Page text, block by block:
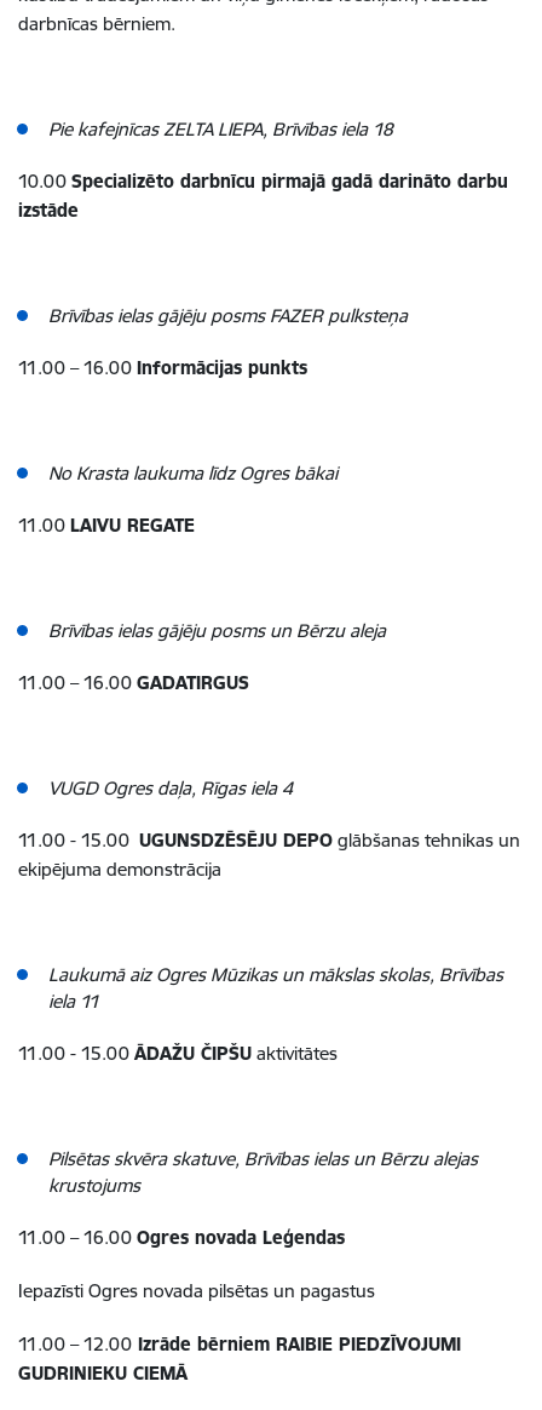
darbnīcas bērniem.
Pie kafejnīcas ZELTA LIEPA, Brīvības iela 18
10.00 Specializēto darbnīcu pirmajā gadā darināto darbu
izstāde
Brīvības ielas gājēju posms FAZER pulksteņa
11.00 – 16.00 Informācijas punkts
No Krasta laukuma līdz Ogres bākai
11.00 LAIVU REGATE
Brīvības ielas gājēju posms un Bērzu aleja
11.00 – 16.00 GADATIRGUS
VUGD Ogres daļa, Rīgas iela 4
11.00 - 15.00 UGUNSDZĒSĒJU DEPO glābšanas tehnikas un
ekipējuma demonstrācija
Laukumā aiz Ogres Mūzikas un mākslas skolas, Brīvības
iela 11
11.00 - 15.00 ĀDAŽU ČIPŠU aktivitātes
Pilsētas skvēra skatuve, Brīvības ielas un Bērzu alejas
krustojums
11.00 – 16.00 Ogres novada Leģendas
Iepazīsti Ogres novada pilsētas un pagastus
11.00 – 12.00 Izrāde bērniem RAIBIE PIEDZĪVOJUMI
GUDRINIEKU CIEMĀ